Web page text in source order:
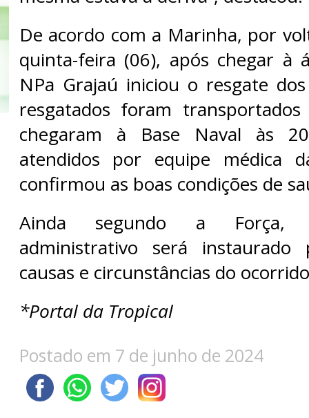
De acordo com a Marinha, por
quinta-feira (06), após chegar à
NPa Grajaú iniciou o resgate
resgatados foram
chegaram à Base Naval às
atendidos por equipe médica
confirmou as boas condições de
Ainda segundo a Força,
administrativo será
causas e circunstâncias do
*Portal da Tropical
Postado em 7 de junho de 2024